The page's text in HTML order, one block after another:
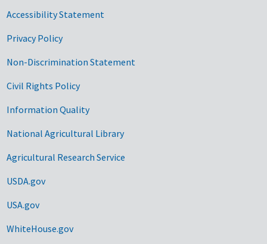
Accessibility Statement
Privacy Policy
Non-Discrimination Statement
Civil Rights Policy
Information Quality
National Agricultural Library
Agricultural Research Service
USDA.gov
USA.gov
WhiteHouse.gov